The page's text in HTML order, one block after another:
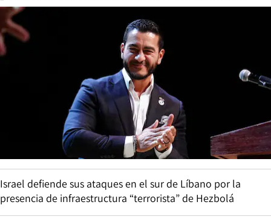
Israel defiende sus ataques en el sur de Líbano por la
presencia de infraestructura “terrorista” de Hezbolá